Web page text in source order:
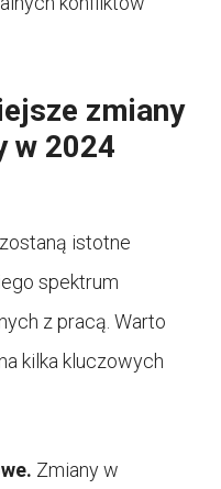
zmiany
w 2024
istotne
spektrum
z pracą. Warto
kilka kluczowych
Zmiany w